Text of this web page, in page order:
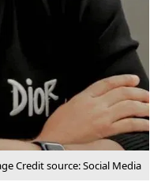
Credit source: Social Media